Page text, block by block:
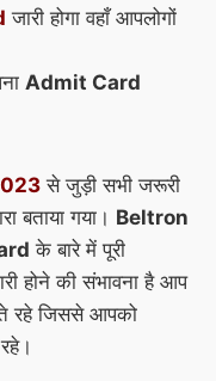
जारी होगा वहाँ आपलोगों
Admit Card
से जुड़ी सभी जरूरी
बताया गया। Beltron
के बारे में पूरी
होने की संभावना है आप
रहे जिससे आपको